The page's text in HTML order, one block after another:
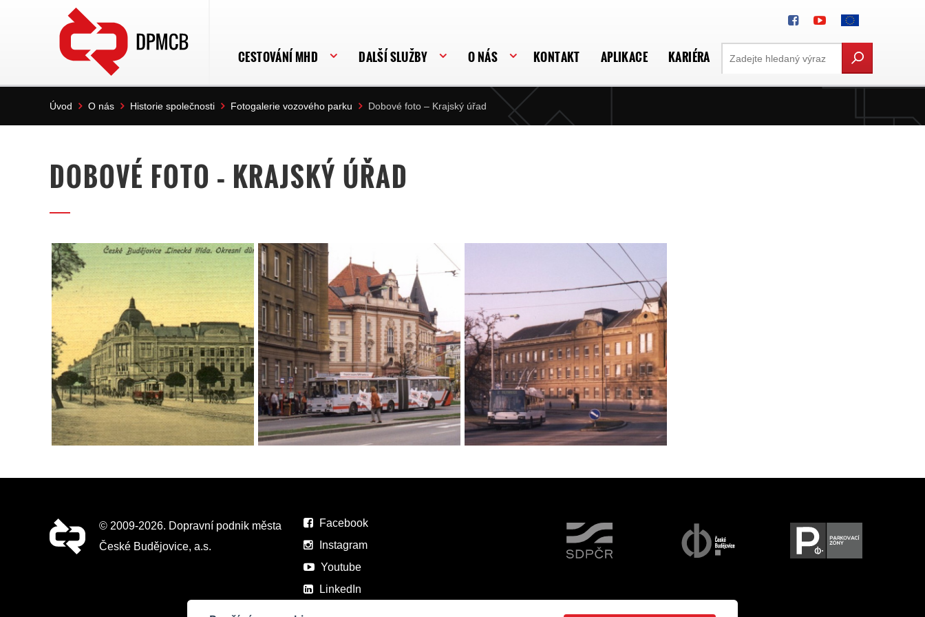
CESTOVÁNÍ MHD DALŠÍ SLUŽBY O NÁS KONTAKT APLIKACE KARIÉRA
Úvod O nás Historie společnosti Fotogalerie vozového parku Dobové foto – Krajský úřad
DOBOVÉ FOTO – KRAJSKÝ ÚŘAD
© 2009-2026. Dopravní podnik města
České Budějovice, a.s.
Facebook
Instagram
Youtube
LinkedIn